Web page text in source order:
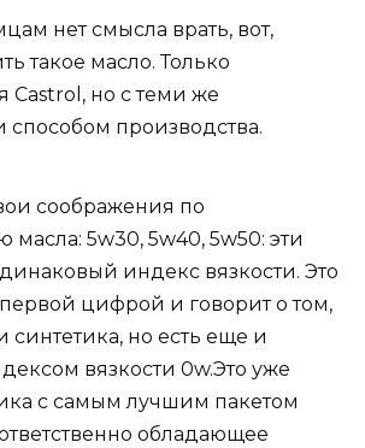
нет смысла врать, вот,
такое масло. Только
Castrol, но с теми же
способом производства.
соображения по
масла: 5w30, 5w40, 5w50: эти
индекс вязкости. Это
цифрой и говорит о том,
синтетика, но есть еще и
вязкости 0w.Это уже
с самым лучшим пакетом
обладающее